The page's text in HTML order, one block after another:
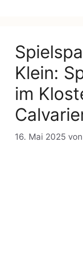
Klein:
im
16. Mai 2025 von